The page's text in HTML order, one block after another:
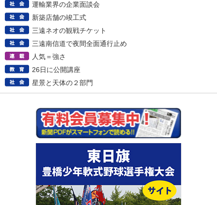
運輸業界の企業面談会
新築店舗の竣工式
三遠ネオの観戦チケット
三遠南信道で夜間全面通行止め
人気＝強さ
26日に公開講座
星景と天体の２部門